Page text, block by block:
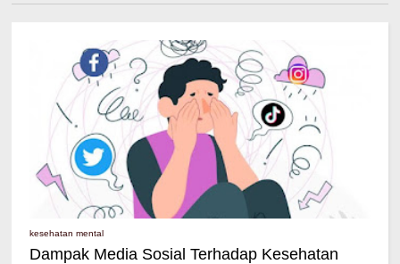
kesehatan mental
Dampak Media Sosial Terhadap Kesehatan